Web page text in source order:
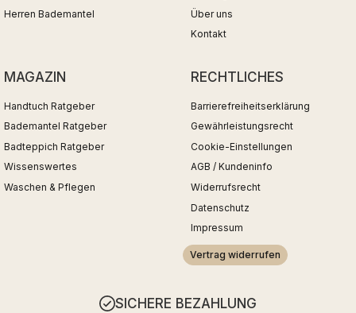
Herren Bademantel
Über uns
Kontakt
MAGAZIN
Handtuch Ratgeber
Bademantel Ratgeber
Badteppich Ratgeber
Wissenswertes
Waschen & Pflegen
RECHTLICHES
Barrierefreiheitserklärung
Gewährleistungsrecht
Cookie-Einstellungen
AGB / Kundeninfo
Widerrufsrecht
Datenschutz
Impressum
Vertrag widerrufen
SICHERE BEZAHLUNG